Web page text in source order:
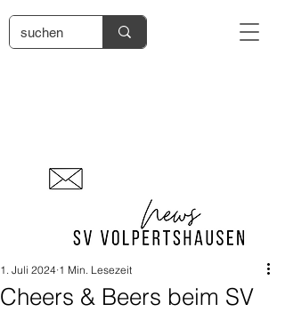
Cheers & Beers beim SV
1. Juli 2024 1 Min. Lesezeit